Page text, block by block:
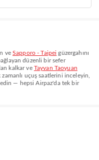
veSapporo - Taipei güzergahını
düzenli bir sefer
kalkar ve Tayvan Taoyuan
zamanlı uçuş saatlerini inceleyin,
edin — hepsi Airpaz'da tek bir